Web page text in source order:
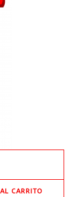
CARRITO